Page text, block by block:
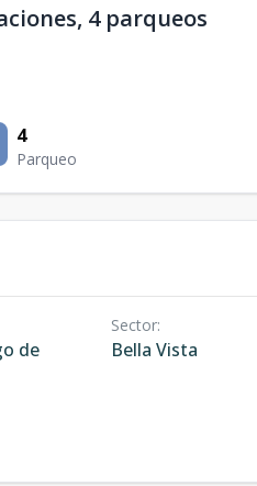
4 parqueos
4
Parqueo
de
Sector:
Bella Vista